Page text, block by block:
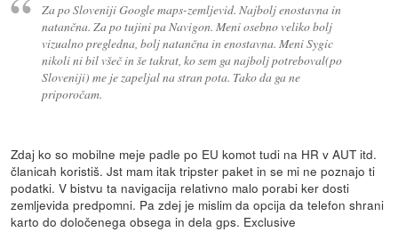
Za po Sloveniji Google maps-zemljevid. Najbolj enostavna in
natančna. Za po tujini pa Navigon. Meni osebno veliko bolj
vizualno pregledna, bolj natančna in enostavna. Meni Sygic
nikoli ni bil všeč in še takrat, ko sem ga najbolj potreboval(po
Sloveniji) me je zapeljal na stran pota. Tako da ga ne
priporočam.
Zdaj ko so mobilne meje padle po EU komot tudi na HR v AUT itd.
članicah koristiš. Jst mam itak tripster paket in se mi ne poznajo ti
podatki. V bistvu ta navigacija relativno malo porabi ker dosti
zemljevida predpomni. Pa zdej je mislim da opcija da telefon shrani
karto do določenega obsega in dela gps. Exclusive